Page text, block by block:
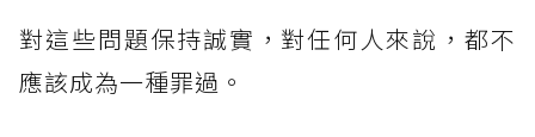
對這些問題保持誠實，對任何人來說，都不
應該成為一種罪過。